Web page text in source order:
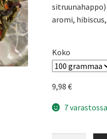
sitruunahappo)
aromi,
Koko
9,98 €
7